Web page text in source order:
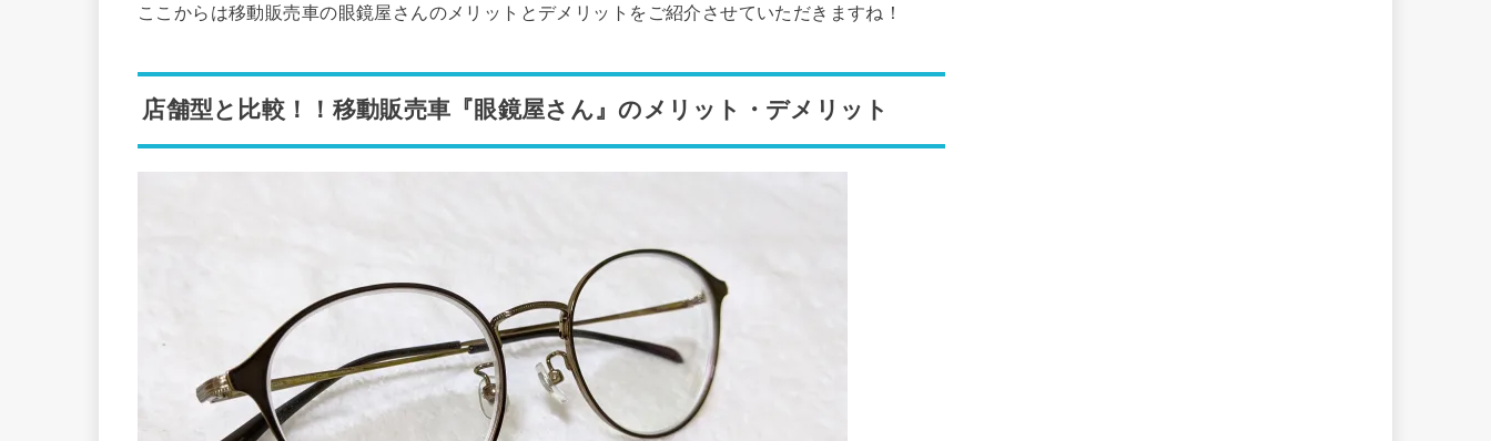
ここからは移動販売車の眼鏡屋さんのメリットとデメリットをご紹介させていただきますね！
店舗型と比較！！移動販売車『眼鏡屋さん』のメリット・デメリット